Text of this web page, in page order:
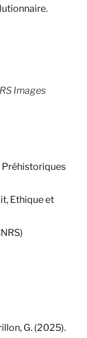
Images
Ethique et
G. (2025).